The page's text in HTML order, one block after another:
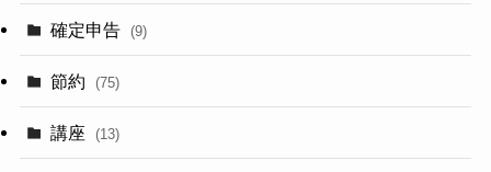
確定申告 (9)
節約 (75)
講座 (13)